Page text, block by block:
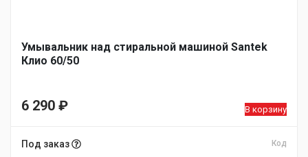
Умывальник над стиральной машиной Santek
Клио 60/50
6 290 ₽ В корзину
Под заказ Код